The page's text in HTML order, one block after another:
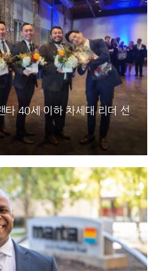
타 40세 이하 차세대 리더 선